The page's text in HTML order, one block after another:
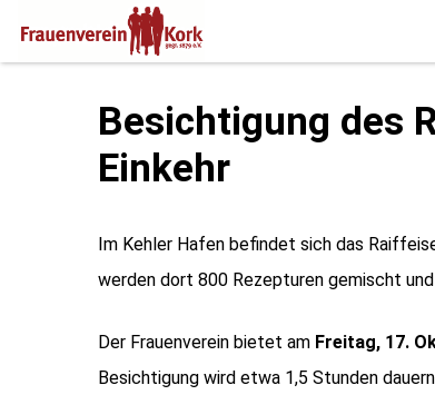
Skip
Besichtigung des
Einkehr
Im Kehler Hafen befindet sich das
werden dort 800 Rezepturen gemischt
Der Frauenverein bietet am Freitag, 17.
Besichtigung wird etwa 1,5 Stunden